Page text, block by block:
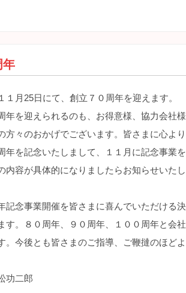
年
月25日にて、創立７０周年を迎えます。
年を迎えられるのも、お得意様、協力会社
方々のおかげでございます。皆さまに心よ
を記念いたしまして、１１月に記念事業
内容が具体的になりましたらお知らせいたし
念事業開催を皆さまに喜んでいただける
す。８０周年、９０周年、１００周年と会
。今後とも皆さまのご指導、ご鞭撻のほど
功二郎